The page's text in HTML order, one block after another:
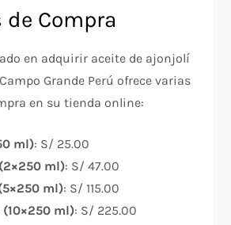
de Compra
en adquirir aceite de ajonjolí
Grande Perú ofrece varias
en su tienda online:
ml): S/ 25.00
ml): S/ 47.00
ml): S/ 115.00
(10×250 ml): S/ 225.00